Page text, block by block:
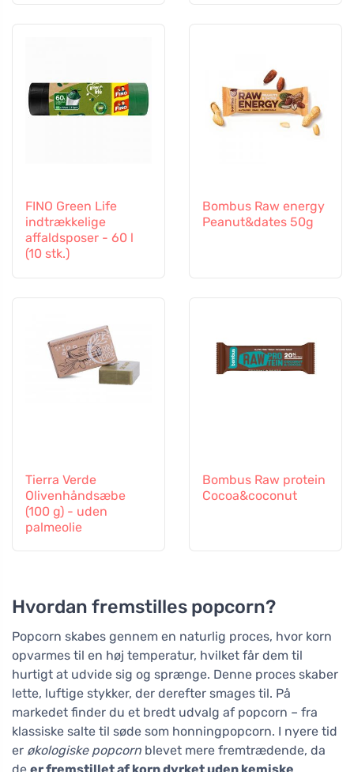
FINO Green Life
indtrækkelige
affaldsposer - 60 l
(10 stk.)
Bombus Raw energy
Peanut&dates 50g
Tierra Verde
Olivenhåndsæbe
(100 g) - uden
palmeolie
Bombus Raw protein
Cocoa&coconut
Hvordan fremstilles popcorn?
Popcorn skabes gennem en naturlig proces, hvor korn
opvarmes til en høj temperatur, hvilket får dem til
hurtigt at udvide sig og sprænge. Denne proces skaber
lette, luftige stykker, der derefter smages til. På
markedet finder du et bredt udvalg af popcorn – fra
klassiske salte til søde som honningpopcorn. I nyere tid
er økologiske popcorn blevet mere fremtrædende, da